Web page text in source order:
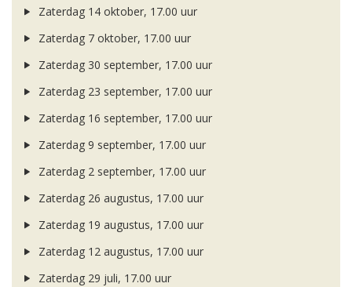
Zaterdag 14 oktober, 17.00 uur
Zaterdag 7 oktober, 17.00 uur
Zaterdag 30 september, 17.00 uur
Zaterdag 23 september, 17.00 uur
Zaterdag 16 september, 17.00 uur
Zaterdag 9 september, 17.00 uur
Zaterdag 2 september, 17.00 uur
Zaterdag 26 augustus, 17.00 uur
Zaterdag 19 augustus, 17.00 uur
Zaterdag 12 augustus, 17.00 uur
Zaterdag 29 juli, 17.00 uur